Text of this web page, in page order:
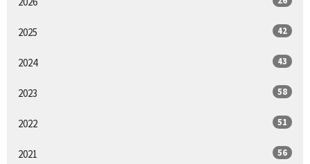
2025 42
2024 43
2023 58
2022 51
2021 56